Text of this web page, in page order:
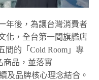
年後，為讓台灣消費者
化，全台第一間旗艦店
間的「Cold Room」專
商品，並落實
及品牌核心理念結合。